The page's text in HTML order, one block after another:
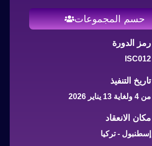
حسم المجموعات
رمز الدورة
ISC012
تاريخ التنفيذ
من 4 ولغاية 13 يناير 2026
مكان الانعقاد
إسطنبول - تركيا